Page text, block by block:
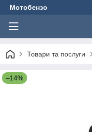
Мотобензо
Товари та послуги
–14%